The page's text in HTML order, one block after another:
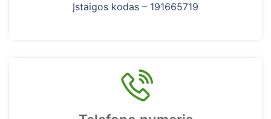
Įstaigos kodas – 191665719